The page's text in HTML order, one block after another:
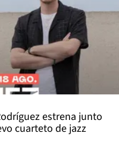
estrena junto
cuarteto de jazz